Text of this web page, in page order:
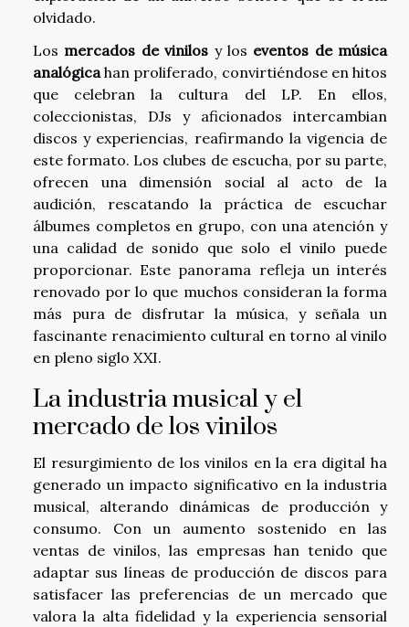
olvidado.
Los mercados de vinilos y los eventos de música
analógicahan proliferado, convirtiéndose en hitos
que celebran la cultura del LP. En ellos,
coleccionistas, DJs y aficionados intercambian
discos y experiencias, reafirmando la vigencia de
este formato. Los clubes de escucha, por su parte,
ofrecen una dimensión social al acto de la
audición, rescatando la práctica de escuchar
álbumes completos en grupo, con una atención y
una calidad de sonido que solo el vinilo puede
proporcionar. Este panorama refleja un interés
renovado por lo que muchos consideran la forma
más pura de disfrutar la música, y señala un
fascinante renacimiento cultural en torno al vinilo
en pleno siglo XXI.
La industria musical y el
mercado de los vinilos
El resurgimiento de los vinilos en la era digital ha
generado un impacto significativo en la industria
musical, alterando dinámicas de producción y
consumo. Con un aumento sostenido en las
ventas de vinilos, las empresas han tenido que
adaptar sus líneas de producción de discos para
satisfacer las preferencias de un mercado que
valora la alta fidelidad y la experiencia sensorial